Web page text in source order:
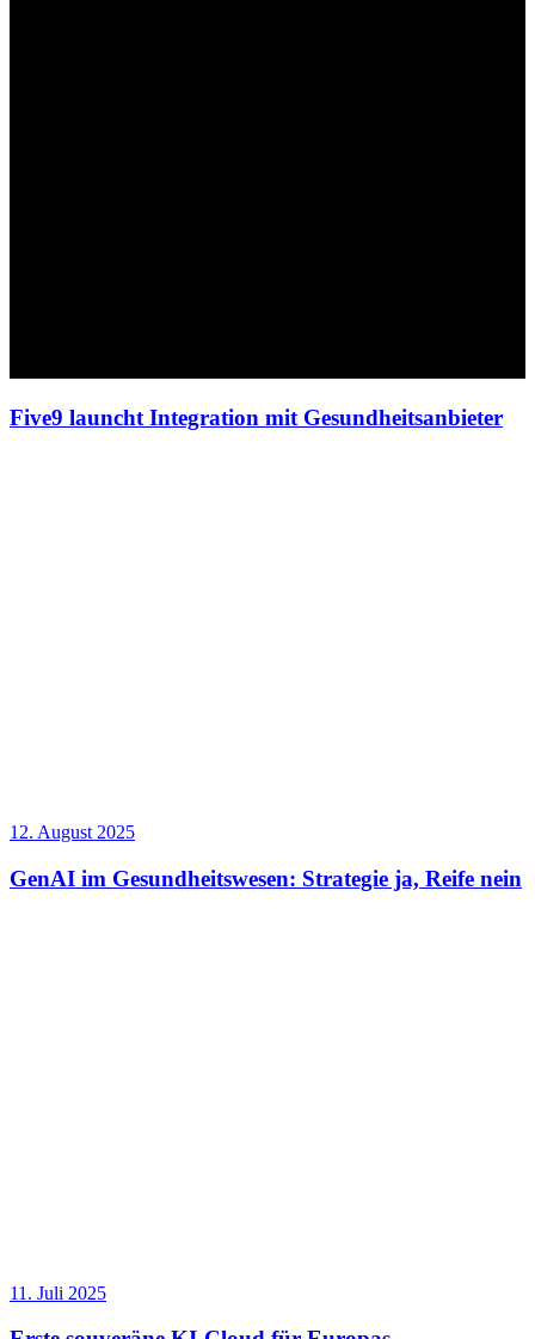
Five9 launcht Integration mit Gesundheitsanbieter
12. August 2025
GenAI im Gesundheitswesen: Strategie ja, Reife nein
11. Juli 2025